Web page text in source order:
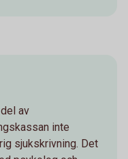
av
inte
sjukskrivning. Det